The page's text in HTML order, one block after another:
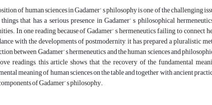
of human sciences in Gadamer’ s philosophy is one of the challenging
that has a serious presence in Gadamer’ s philosophical
In one reading because of Gadamer’ s hermeneutics failing to
with the developments of postmodernity, it has prepared a pluralistic
between Gadamer’ s hermeneutics and the human sciences and
readings, this article shows that the recovery of the fundamental
meaning of human sciences on the table and together with ancient
of Gadamer’ s philosophy.